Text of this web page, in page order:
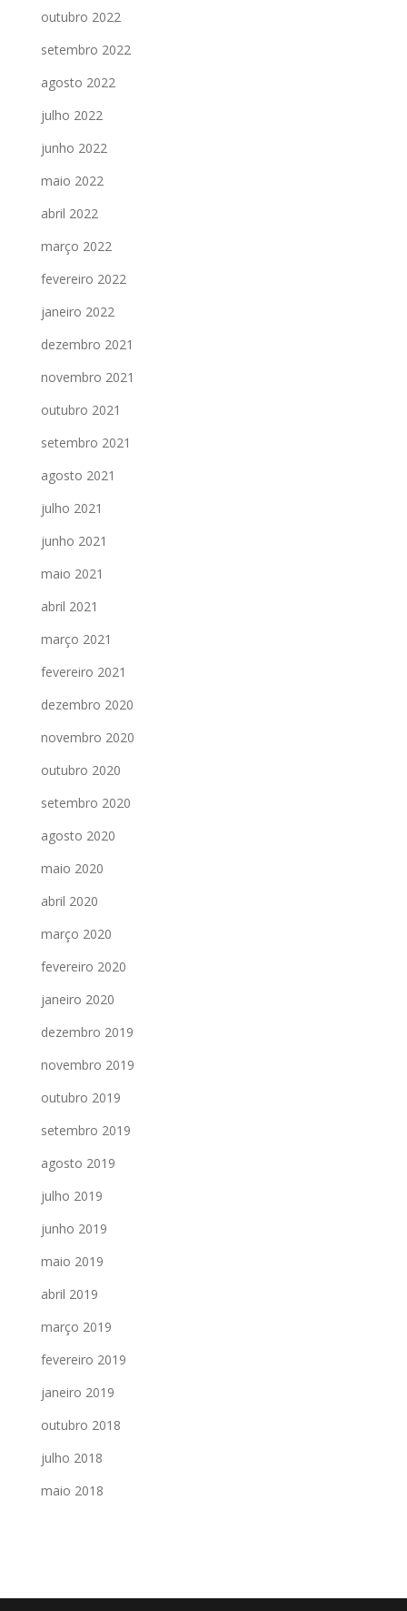
outubro 2022
setembro 2022
agosto 2022
julho 2022
junho 2022
maio 2022
abril 2022
março 2022
fevereiro 2022
janeiro 2022
dezembro 2021
novembro 2021
outubro 2021
setembro 2021
agosto 2021
julho 2021
junho 2021
maio 2021
abril 2021
março 2021
fevereiro 2021
dezembro 2020
novembro 2020
outubro 2020
setembro 2020
agosto 2020
maio 2020
abril 2020
março 2020
fevereiro 2020
janeiro 2020
dezembro 2019
novembro 2019
outubro 2019
setembro 2019
agosto 2019
julho 2019
junho 2019
maio 2019
abril 2019
março 2019
fevereiro 2019
janeiro 2019
outubro 2018
julho 2018
maio 2018